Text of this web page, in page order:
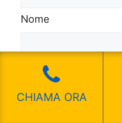
Nome
Cognome
CHIAMA ORA